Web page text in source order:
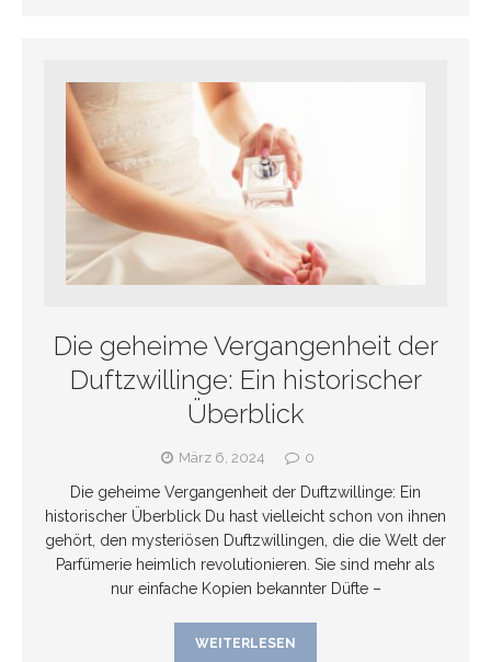
Die geheime Vergangenheit der
Duftzwillinge: Ein historischer
Überblick
März 6, 2024 0
Die geheime Vergangenheit der Duftzwillinge: Ein
historischer Überblick Du hast vielleicht schon von ihnen
gehört, den mysteriösen Duftzwillingen, die die Welt der
Parfümerie heimlich revolutionieren. Sie sind mehr als
nur einfache Kopien bekannter Düfte –
WEITERLESEN